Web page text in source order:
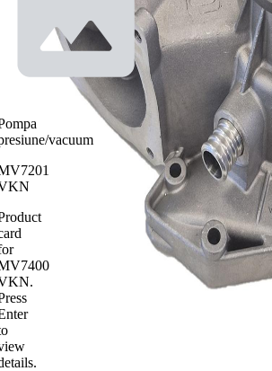
transmizie
cu
caneluri
roata
plastic
vacuum
.